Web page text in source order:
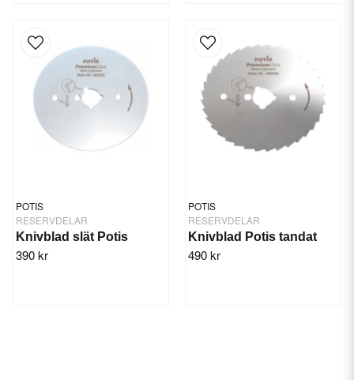
POTIS
RESERVDELAR
Knivblad slät Potis
390 kr
POTIS
RESERVDELAR
Knivblad Potis tandat
490 kr